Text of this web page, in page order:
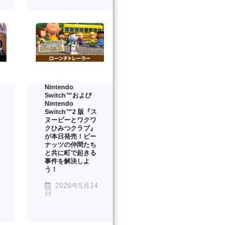
Nintendo
Switch™および
Nintendo
Switch™2 版『ス
ヌーピーとワクワ
クひみつクラブ』
が本日発売！ピー
ナッツの仲間たち
と共に町で起きる
事件を解決しよ
う！
2026年5月14
日